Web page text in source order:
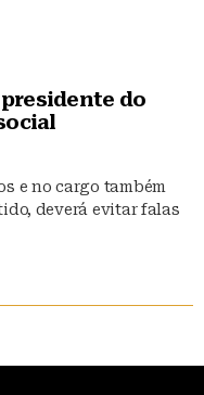
do
e no cargo também
deverá evitar falas